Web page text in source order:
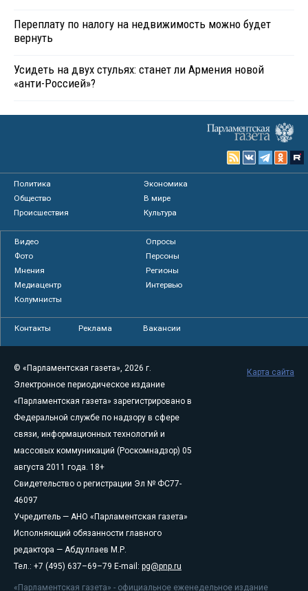
Переплату по налогу на недвижимость можно будет
вернуть
Усидеть на двух стульях: станет ли Армения новой
«анти-Россией»?
Политика
Экономика
Общество
В мире
Происшествия
Культура
Видео
Опросы
Фото
Персоны
Мнения
Регионы
Медиацентр
Интервью
Колумнисты
Контакты Реклама Вакансии
© «Парламентская газета», 2026 г.
Электронное периодическое издание
«Парламентская газета» зарегистрировано в
Федеральной службе по надзору в сфере
связи, информационных технологий и
массовых коммуникаций (Роскомнадзор) 05
августа 2011 года. 18+
Свидетельство о регистрации Эл № ФС77-
46097
Учредитель — АНО «Парламентская газета»
Исполняющий обязанности главного
редактора — Абдуллаев М.Р.
Тел.: +7 (495) 637–69–79 E-mail: pg@pnp.ru
«Парламентская газета» - официальное еженедельное издание
Карта сайта